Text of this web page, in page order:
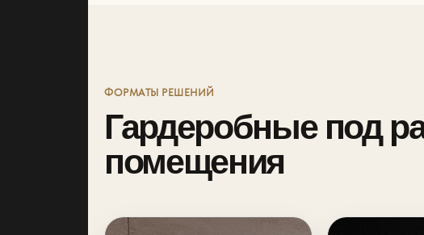
ФОРМАТЫ РЕШЕНИЙ
Гардеробные под
помещения